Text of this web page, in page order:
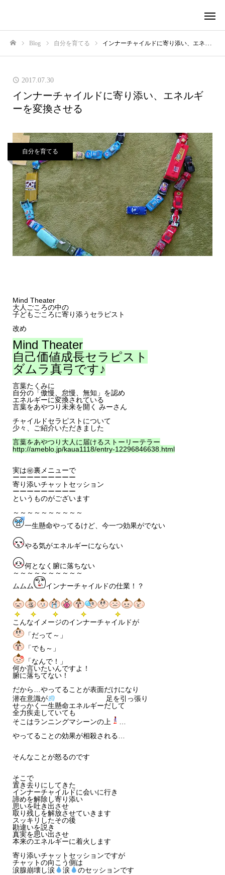
Blog 自分を育てる インナーチャイルドに寄り添い、エネルギーを変換させる
2017.07.30
インナーチャイルドに寄り添い、エネルギ
ーを変換させる
自分を育てる
Mind Theater
大人ごころの中の
子どもごころに寄り添うセラピスト
改め
Mind Theater
自己価値成長セラピスト
ダムラ真弓です♪
言葉たくみに
自分の「傲慢、怠慢、無知」を認め
エネルギーに変換されている
言葉をあやつり未来を開く みーさん
チャイルドセラピストについて
少々、ご紹介いただきました
言葉をあやつり大人に届けるストーリーテラー
http://ameblo.jp/kaua1118/entry-12296846638.html
実は㊙裏メニューで
ーーーーーーーーー
寄り添いチャットセッション
ーーーーーーーーー
というものがございます
～～～～～～～～～～
一生懸命やってるけど、今一つ効果がでない
やる気がエネルギーにならない
何となく腑に落ちない
～～～～～～～～～～
ムムム
インナーチャイルドの仕業！？
こんなイメージのインナーチャイルドが
「だって～」
「でも～」
「なんで！」
何か言いたいんですよ！
腑に落ちてない！
だから…やってることが表面だけになり
潜在意識が
足を引っ張り
せっかく一生懸命エネルギーだして
全力疾走していても
そこはランニングマシーンの上
やってることの効果が相殺される…
そんなことが怒るのです
そこで
置き去りにしてきた
インナーチャイルドに会いに行き
諦めを解除し寄り添い
思いを吐き出させ
取り残しを解放させていきます
スッキリしたその後
勘違いを説き
真実を思い出させ
本来のエネルギーに着火します
寄り添いチャットセッションですが
チャットの向こう側は
涙腺崩壊し涙
涙
のセッションです